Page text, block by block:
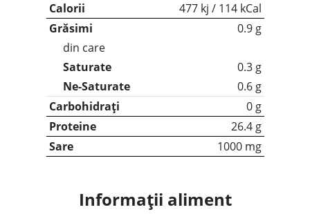
Calorii
477 kj / 114 kCal
Grăsimi
0.9 g
din care
Saturate
0.3 g
Ne-Saturate
0.6 g
Carbohidrați
0 g
Proteine
26.4 g
Sare
1000 mg
Informații aliment